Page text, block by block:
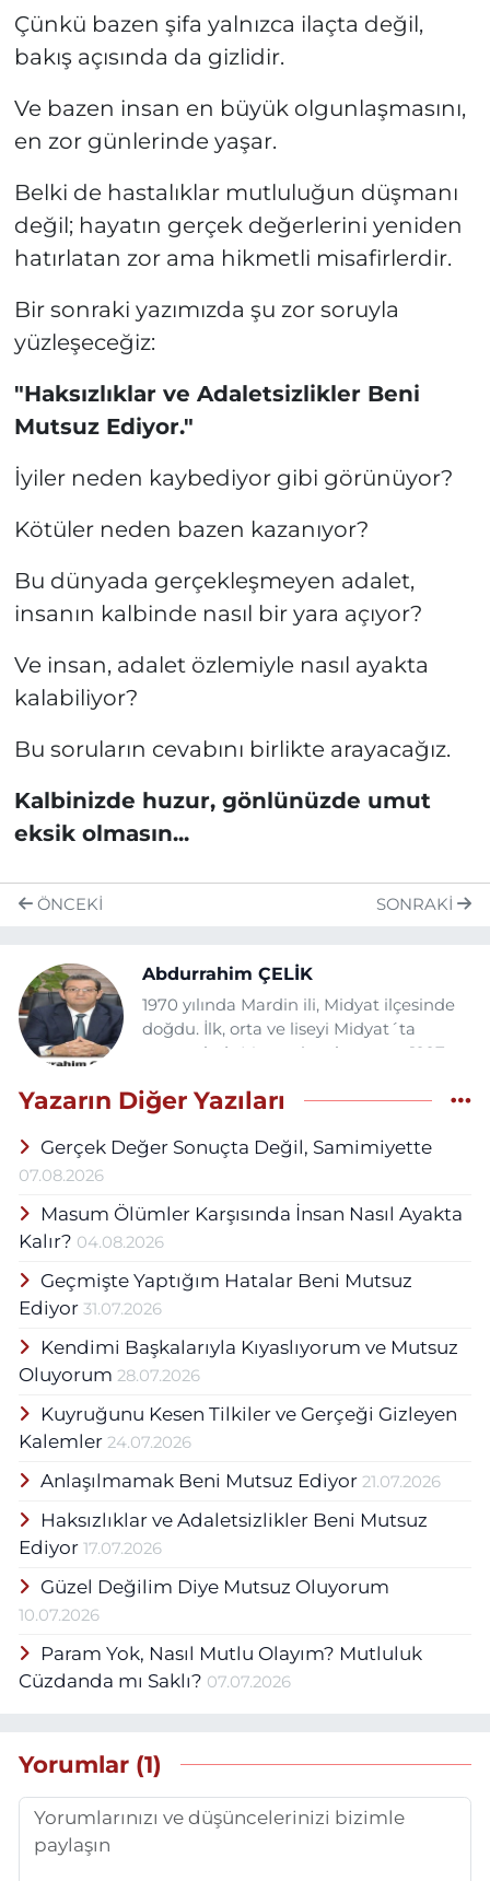
Çünkü bazen şifa yalnızca ilaçta değil,
bakış açısında da gizlidir.
Ve bazen insan en büyük olgunlaşmasını,
en zor günlerinde yaşar.
Belki de hastalıklar mutluluğun düşmanı
değil; hayatın gerçek değerlerini yeniden
hatırlatan zor ama hikmetli misafirlerdir.
Bir sonraki yazımızda şu zor soruyla
yüzleşeceğiz:
"Haksızlıklar ve Adaletsizlikler Beni
Mutsuz Ediyor."
İyiler neden kaybediyor gibi görünüyor?
Kötüler neden bazen kazanıyor?
Bu dünyada gerçekleşmeyen adalet,
insanın kalbinde nasıl bir yara açıyor?
Ve insan, adalet özlemiyle nasıl ayakta
kalabiliyor?
Bu soruların cevabını birlikte arayacağız.
Kalbinizde huzur, gönlünüzde umut
eksik olmasın...
ÖNCEKI SONRAKI
Abdurrahim ÇELİK
1970 yılında Mardin ili, Midyat ilçesinde
doğdu. İlk, orta ve liseyi Midyat´ta
tamamladı. Memuriyet hayatına 1997
okulunda Sınıf öğretmeni olarak
öğretmenliği ve idarecilik yaptıktan
Yılından itibaren İlçe Milli Eğitim
Müdürülüğünde İlçe Bilişim
Koordinatörü olarak görev yaptı.2019
Aralık ayında kurumlararası geçiş ile
Midyat Belediyesine Başkan Yardımcısı
olarak atandı. Milli Eğitim Bakanlığı
bünyesinde çalıştığı 22 yıl boyunca
sempozyum,fuar,seminer,zirve ve
konferanslara katıldı.Beşyüzden fazla
bakanlık bünyesinde yürütülen birçok
projede Yönetici olarak görev yaptı.
Ziraat Mühendisi. 1997 Mersin
Üniversitesi Sınıf Öğretmenliği
Öğretim Teknolojileri bölümünde
formatörlük. 2000 yılında Gazi
BİTAV(Bilimsel ve Teknik Araştırmalar
Vakfı)’dan Eğitici Formatör Tekamül
eğitimlerini alarak Eğitici Bilgisayar
Formatör Öğretmeni oldu. 2006 Yılında
Yazarın Diğer Yazıları
Gerçek Değer Sonuçta Değil, Samimiyette
07.08.2026
Masum Ölümler Karşısında İnsan Nasıl Ayakta
Kalır? 04.08.2026
Geçmişte Yaptığım Hatalar Beni Mutsuz
Ediyor 31.07.2026
Kendimi Başkalarıyla Kıyaslıyorum ve Mutsuz
Oluyorum 28.07.2026
Kuyruğunu Kesen Tilkiler ve Gerçeği Gizleyen
Kalemler 24.07.2026
Anlaşılmamak Beni Mutsuz Ediyor 21.07.2026
Haksızlıklar ve Adaletsizlikler Beni Mutsuz
Ediyor 17.07.2026
Güzel Değilim Diye Mutsuz Oluyorum
10.07.2026
Param Yok, Nasıl Mutlu Olayım? Mutluluk
Cüzdanda mı Saklı? 07.07.2026
Yorumlar (1)